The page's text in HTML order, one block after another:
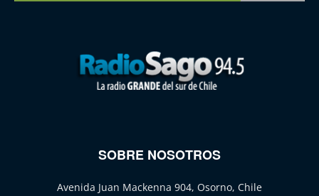
SOBRE NOSOTROS
Avenida Juan Mackenna 904, Osorno, Chile